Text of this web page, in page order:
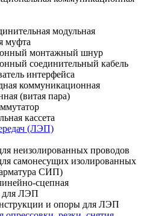
модульная
муфта
монтажный шнур
соединительный кабель
интерфейса
коммуникационная
(витая пара)
кассета
(ЛЭП)
неизолированных проводов
самонесущих изолированных
СИП)
сцепная
для ЛЭП
и опоры для ЛЭП